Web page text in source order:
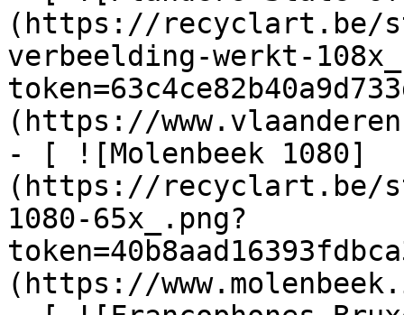
(https://recyclart.be/
verbeelding-werkt-
(https://
- [ ![Molenbeek 1080]
(https://recyclart.be/
1080-65x_.png?
(https://